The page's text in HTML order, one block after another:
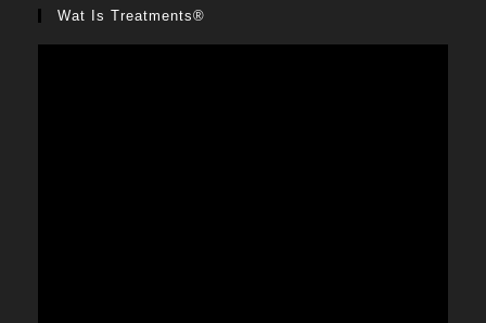
Wat Is Treatments®